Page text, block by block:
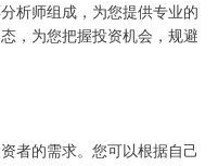
析师组成，为您提供专业的
，为您把握投资机会，规避
者的需求。您可以根据自己